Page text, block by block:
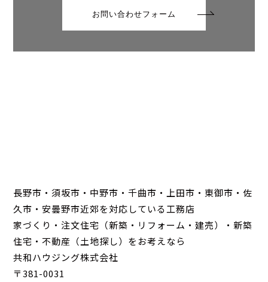
お問い合わせフォーム
長野市・須坂市・中野市・千曲市・上田市・東御市・佐
久市・安曇野市近郊を対応している工務店
家づくり・注文住宅（新築・リフォーム・建売）・新築
住宅・不動産（土地探し）をお考えなら
共和ハウジング株式会社
〒381-0031